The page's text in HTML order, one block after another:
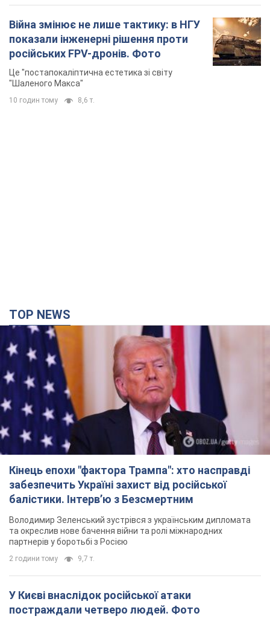
Війна змінює не лише тактику: в НГУ
показали інженерні рішення проти
російських FPV-дронів. Фото
Це "постапокаліптична естетика зі світу
"Шаленого Макса"
10 годин тому 8,6 т.
TOP NEWS
Кінець епохи "фактора Трампа": хто насправді
забезпечить Україні захист від російської
балістики. Інтерв’ю з Безсмертним
Володимир Зеленський зустрівся з українським дипломата
та окреслив нове бачення війни та ролі міжнародних
партнерів у боротьбі з Росією
2 години тому 9,7 т.
У Києві внаслідок російської атаки
постраждали четверо людей. Фото